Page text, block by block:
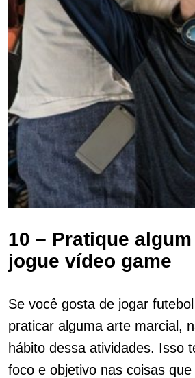
10 – Pratique
jogue vídeo game
Se você gosta de jogar
praticar alguma arte marcial,
hábito dessa atividades. Isso
foco e objetivo nas coisas